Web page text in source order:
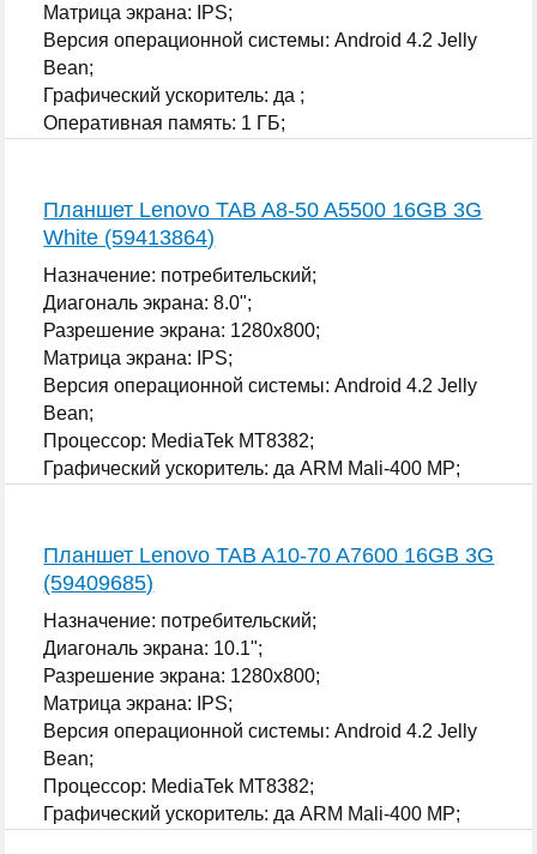
Матрица экрана: IPS;
Версия операционной системы: Android 4.2 Jelly
Bean;
Графический ускоритель: да ;
Оперативная память: 1 ГБ;
Планшет Lenovo TAB A8-50 A5500 16GB 3G
White (59413864)
Назначение: потребительский;
Диагональ экрана: 8.0";
Разрешение экрана: 1280x800;
Матрица экрана: IPS;
Версия операционной системы: Android 4.2 Jelly
Bean;
Процессор: MediaTek MT8382;
Графический ускоритель: да ARM Mali-400 MP;
Планшет Lenovo TAB A10-70 A7600 16GB 3G
(59409685)
Назначение: потребительский;
Диагональ экрана: 10.1";
Разрешение экрана: 1280x800;
Матрица экрана: IPS;
Версия операционной системы: Android 4.2 Jelly
Bean;
Процессор: MediaTek MT8382;
Графический ускоритель: да ARM Mali-400 MP;